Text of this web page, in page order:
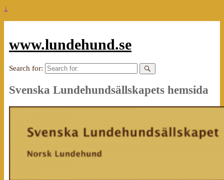
↓
www.lundehund.se
Search for:
Svenska Lundehundsällskapets hemsida